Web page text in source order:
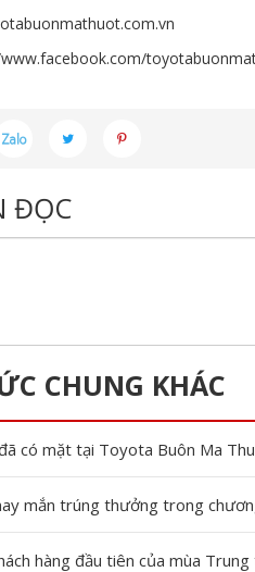
ĐỌC
CHUNG KHÁC
đã có mặt tại Toyota Buôn Ma
mắn trúng thưởng trong
hàng đầu tiên của mùa